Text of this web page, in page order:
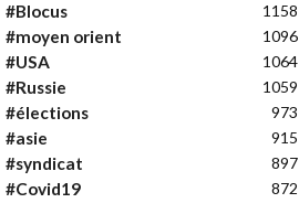
#Blocus 1158
#moyen orient 1096
#USA 1064
#Russie 1059
#élections 973
#asie 915
#syndicat 897
#Covid19 872